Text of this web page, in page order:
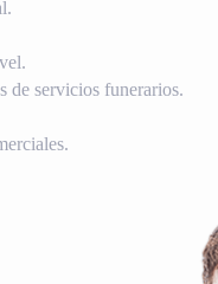
de servicios funerarios.